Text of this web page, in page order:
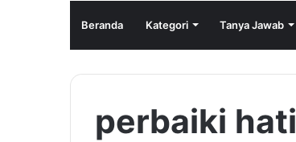
Beranda Kategori Tanya Jawab
perbaiki hati